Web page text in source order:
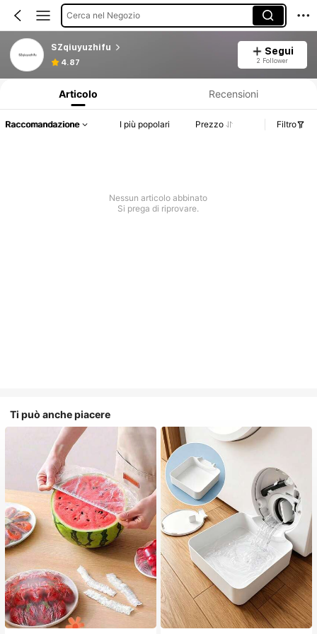
Cerca nel Negozio
SZqiuyuzhifu
4.87
Segui
2 Follower
Articolo Recensioni
Raccomandazione I più popolari Prezzo Filtro
Nessun articolo abbinato
Si prega di riprovare.
Ti può anche piacere